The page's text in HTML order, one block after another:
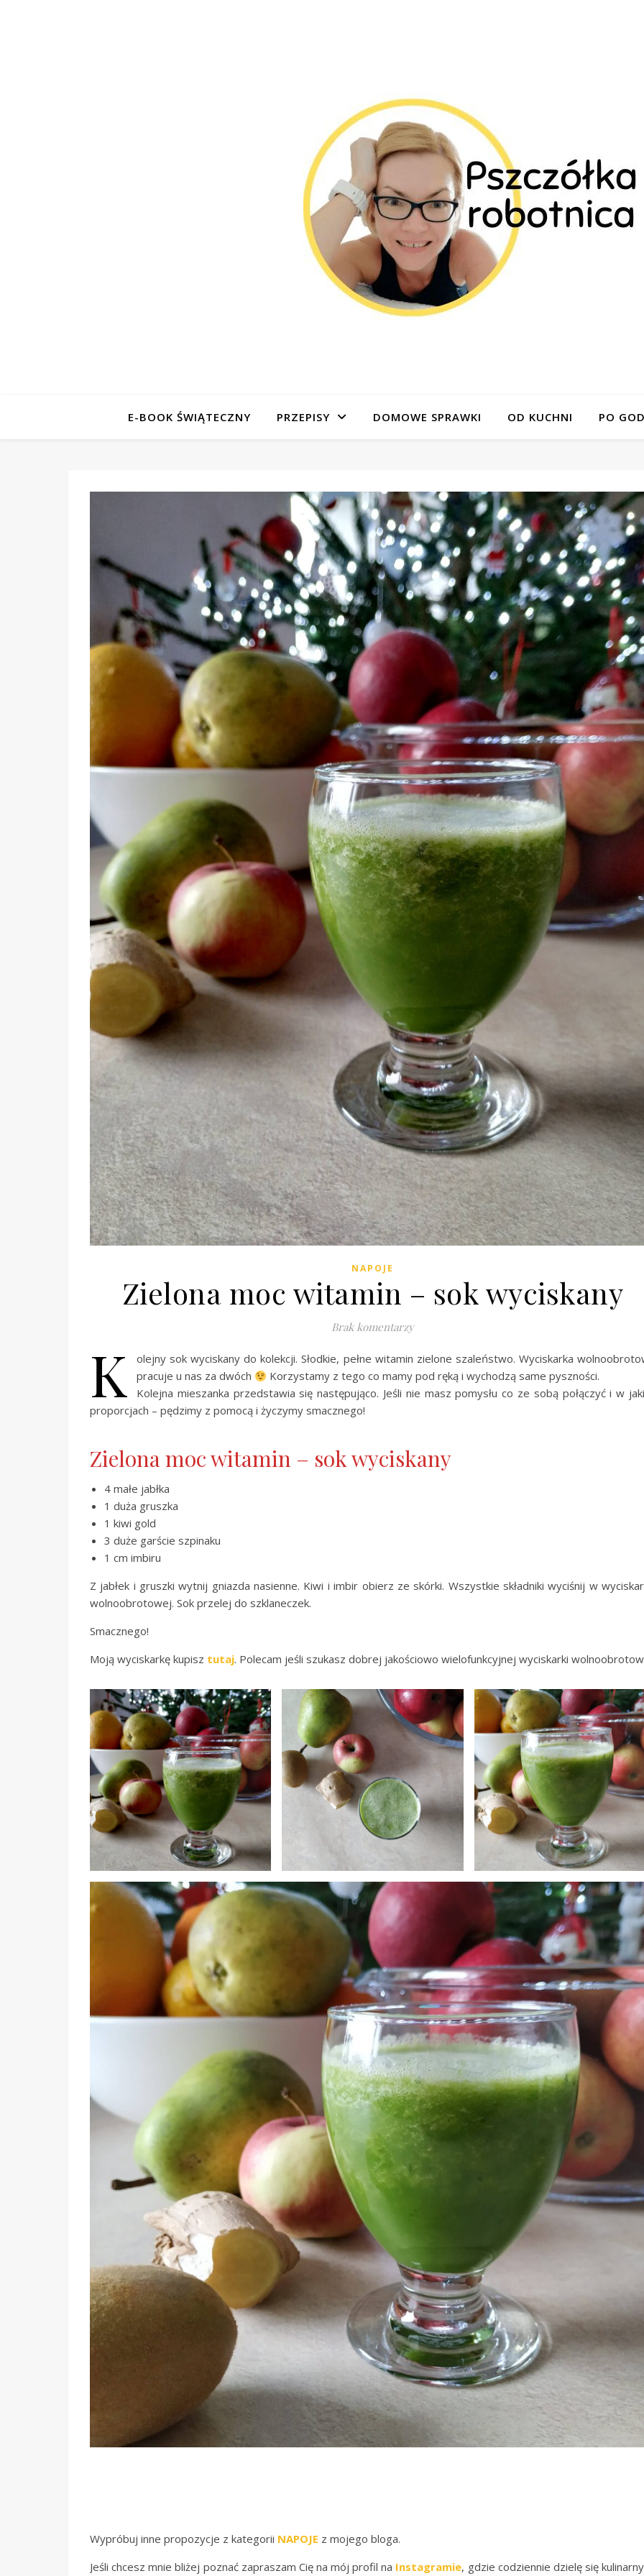
E-BOOK ŚWIĄTECZNY PRZEPISY DOMOWE SPRAWKI OD KUCHNI PO
NAPOJE
Zielona moc witamin – sok wyciskany
Brak komentarzy
K
olejny sok wyciskany do kolekcji. Słodkie, pełne witamin zielone szaleństwo. Wyciskarka
pracuje u nas za dwóch
Korzystamy z tego co mamy pod ręką i wychodzą same pyszności.
Kolejna mieszanka przedstawia się następująco. Jeśli nie masz pomysłu co ze sobą połączyć i w
proporcjach – pędzimy z pomocą i życzymy smacznego!
Zielona moc witamin – sok wyciskany
4 małe jabłka
1 duża gruszka
1 kiwi gold
3 duże garście szpinaku
1 cm imbiru
Z jabłek i gruszki wytnij gniazda nasienne. Kiwi i imbir obierz ze skórki. Wszystkie składniki wyciśnij w
wolnoobrotowej. Sok przelej do szklaneczek.
Smacznego!
Moją wyciskarkę kupisz tutaj. Polecam jeśli szukasz dobrej jakościowo wielofunkcyjnej wyciskarki
Wypróbuj inne propozycje z kategorii NAPOJE z mojego bloga.
Jeśli chcesz mnie bliżej poznać zapraszam Cię na mój profil na Instagramie, gdzie codziennie dzielę się